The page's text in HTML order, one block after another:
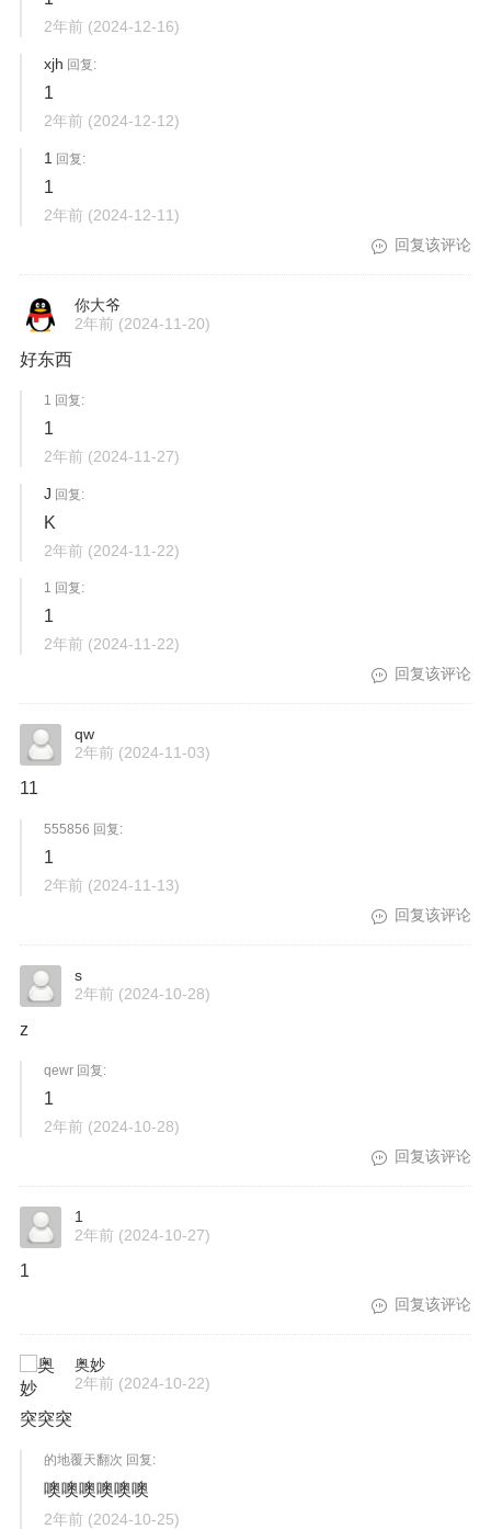
2年前 (2024-12-16)
xjh 回复:
1
2年前 (2024-12-12)
1 回复:
1
2年前 (2024-12-11)
回复该评论
你大爷
2年前 (2024-11-20)
好东西
1 回复:
1
2年前 (2024-11-27)
J 回复:
K
2年前 (2024-11-22)
1 回复:
1
2年前 (2024-11-22)
回复该评论
qw
2年前 (2024-11-03)
11
555856 回复:
1
2年前 (2024-11-13)
回复该评论
s
2年前 (2024-10-28)
z
qewr 回复:
1
2年前 (2024-10-28)
回复该评论
1
2年前 (2024-10-27)
1
回复该评论
奥妙
2年前 (2024-10-22)
突突突
的地覆天翻次 回复:
噢噢噢噢噢噢
2年前 (2024-10-25)